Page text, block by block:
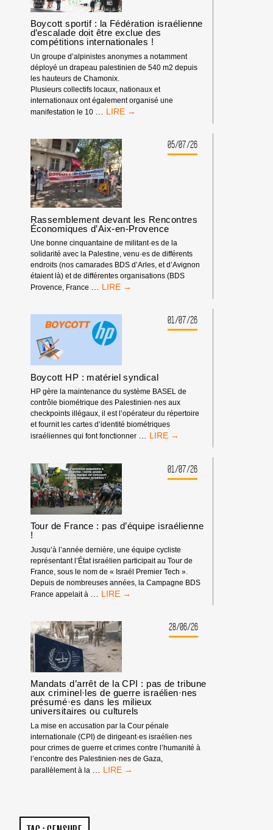
LE
DÉBUT
DE
L’ANNÉE
2026
Boycott sportif : la Fédération israélienne
d’escalade doit être exclue des
compétitions internationales !
Un groupe d’alpinistes anonymes a notamment
déployé un drapeau palestinien de 540 m2 depuis
les hauteurs de Chamonix.
Plusieurs collectifs locaux, nationaux et
internationaux ont également organisé une
manifestation le 10
BOYCOTT
LA
FÉDÉRATION
ISRAÉLIENNE
D’ESCALADE
DOIT
ÊTRE
EXCLUE
DES
COMPÉTITIONS
INTERNATIONALES
!
05/07/26
Rassemblement devant les Rencontres
Économiques d’Aix-en-Provence
Une bonne cinquantaine de militant·es de la
solidarité avec la Palestine, venu·es de différents
endroits (nos camarades BDS d’Arles, et d’Avignon
étaient là) et de différentes organisations (BDS
Provence, France
RASSEMBLEMENT
RENCONTRES
ÉCONOMIQUES
D’AIX-
01/07/26
Boycott HP : matériel syndical
HP gère la maintenance du système BASEL de
contrôle biométrique des Palestinien·nes aux
checkpoints illégaux, il est l’opérateur du répertoire
et fournit les cartes d’identité biométriques
israéliennes qui font fonctionner … BOYCOTT
MATÉRIEL
SYNDICAL
01/07/26
Tour de France : pas d’équipe israélienne
!
Jusqu’à l’année dernière, une équipe cycliste
représentant l’État israélien participait au Tour de
France, sous le nom de « Israël Premier Tech ».
Depuis de nombreuses années, la Campagne BDS
France appelait à
TOUR
:
PAS
D’ÉQUIPE
ISRAÉLIENNE
!
28/06/26
Mandats d’arrêt de la CPI : pas de tribune
aux criminel·les de guerre israélien·nes
présumé·es dans les milieux
universitaires ou culturels
La mise en accusation par la Cour pénale
internationale (CPI) de dirigeant·es israélien·nes
pour crimes de guerre et crimes contre l’humanité à
l’encontre des Palestinien·nes de Gaza,
parallèlement à la
MANDATS